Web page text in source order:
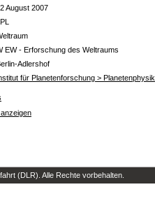
August 2007
EW - Erforschung des Weltraums
Adlershof
für Planetenforschung > Planetenphysik
(DLR). Alle Rechte vorbehalten.